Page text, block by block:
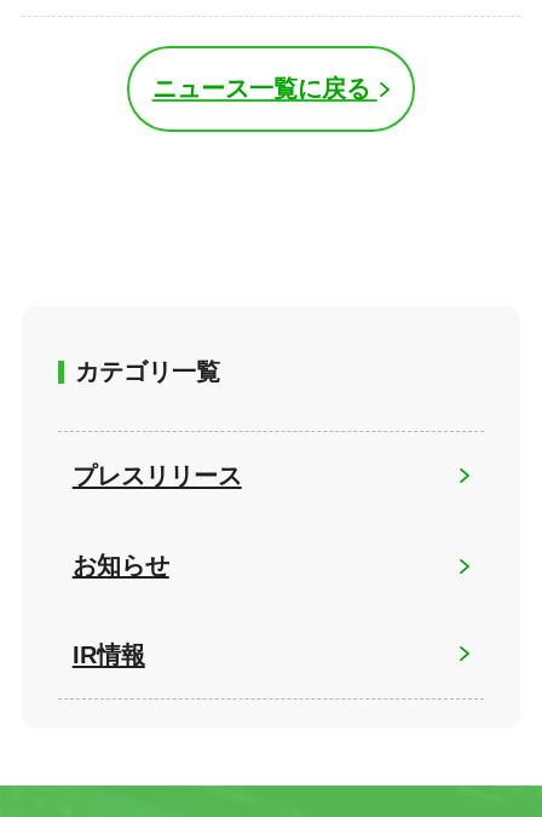
ニュース一覧に戻る
カテゴリ一覧
プレスリリース
お知らせ
IR情報